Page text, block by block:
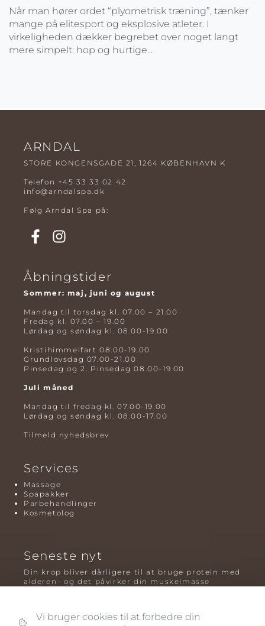
Når man hører ordet “plyometrisk træning”, tænker
mange på elitesport og eksplosive atleter. I
virkeligheden dækker begrebet over noget langt
mere simpelt: hop og hurtige...
ARNDAL
STORE KONGENSGADE 21, 1264 KØBENHAVN K
Telefon +45 33 33 02 42
info@arndalspa.dk
Følg Arndal Spa på:
Åbningstider
Sommer: maj, juni og august
Mandag til torsdag kl. 07.00 – 21.00
Fredag kl. 07.00 – 19.00
Lørdag og søndag kl. 08.00-19.00
Kristihimmelfart 08.00-19.00
Grundlovsdag 07.00-21.00
Pinsedag og 2. Pinsedag 08.00-19.00
Juli måned
Mandag til fredag kl. 07.00-19.00
Lørdag og søndag kl. 08.00-17.00
Tilmeld nyhedsbrev
Services
Massage
Spapakker
Parbehandlinger
Kosmetolog
Seneste nyt
Din krop bliver dårligere til at bruge protein med
alderen– og det påvirker din muskelmasse
Vi bruger cookies til at forbedre din